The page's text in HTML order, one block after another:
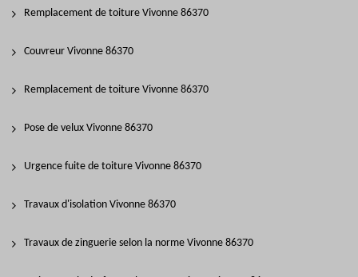
Remplacement de toiture Vivonne 86370
Couvreur Vivonne 86370
Remplacement de toiture Vivonne 86370
Pose de velux Vivonne 86370
Urgence fuite de toiture Vivonne 86370
Travaux d'isolation Vivonne 86370
Travaux de zinguerie selon la norme Vivonne 86370